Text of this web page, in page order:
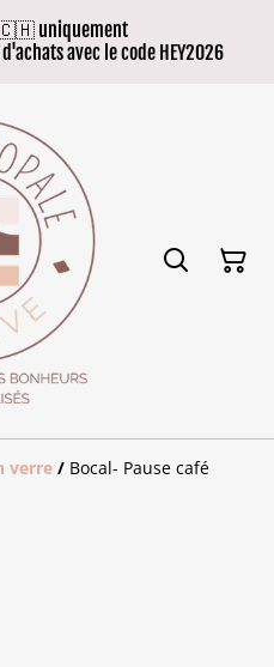
🇨🇭 uniquement
avec le code HEY2026
verre / Bocal- Pause café